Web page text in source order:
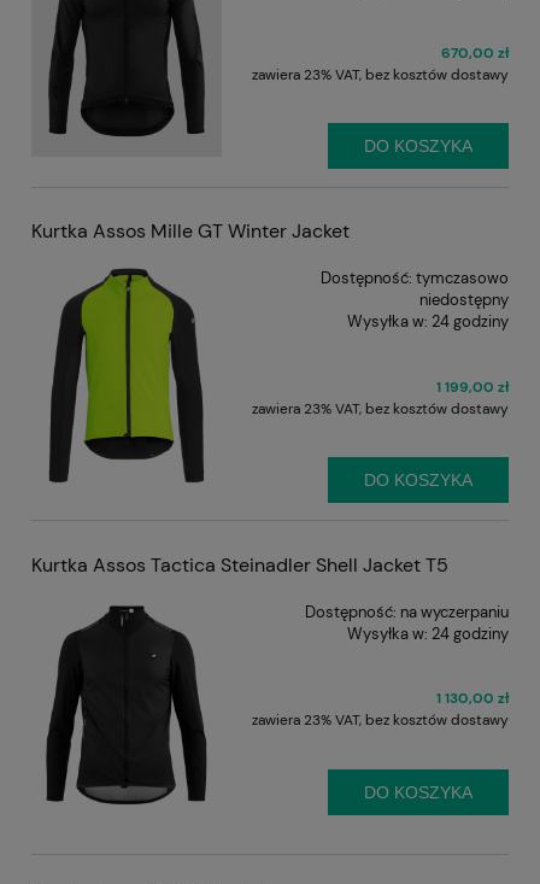
670,00 zł
zawiera 23% VAT, bez kosztów dostawy
DO KOSZYKA
Kurtka Assos Mille GT Winter Jacket
Dostępność: tymczasowo
niedostępny
Wysyłka w: 24 godziny
1 199,00 zł
zawiera 23% VAT, bez kosztów dostawy
DO KOSZYKA
Kurtka Assos Tactica Steinadler Shell Jacket T5
Dostępność: na wyczerpaniu
Wysyłka w: 24 godziny
1 130,00 zł
zawiera 23% VAT, bez kosztów dostawy
DO KOSZYKA